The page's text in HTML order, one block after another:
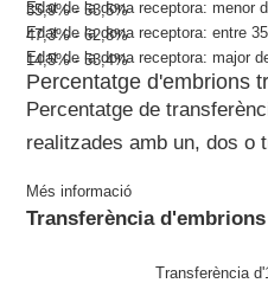
Edat de la dona receptora: menor
35,9% - 53,5%
Edat de la dona receptora: entre
47,3% - 62,8%
Edat de la dona receptora: major
14,5% - 53,4%
Percentatge d'embrions
Percentatge de
realitzades amb un, dos o
Més informació
Transferència
Transferència